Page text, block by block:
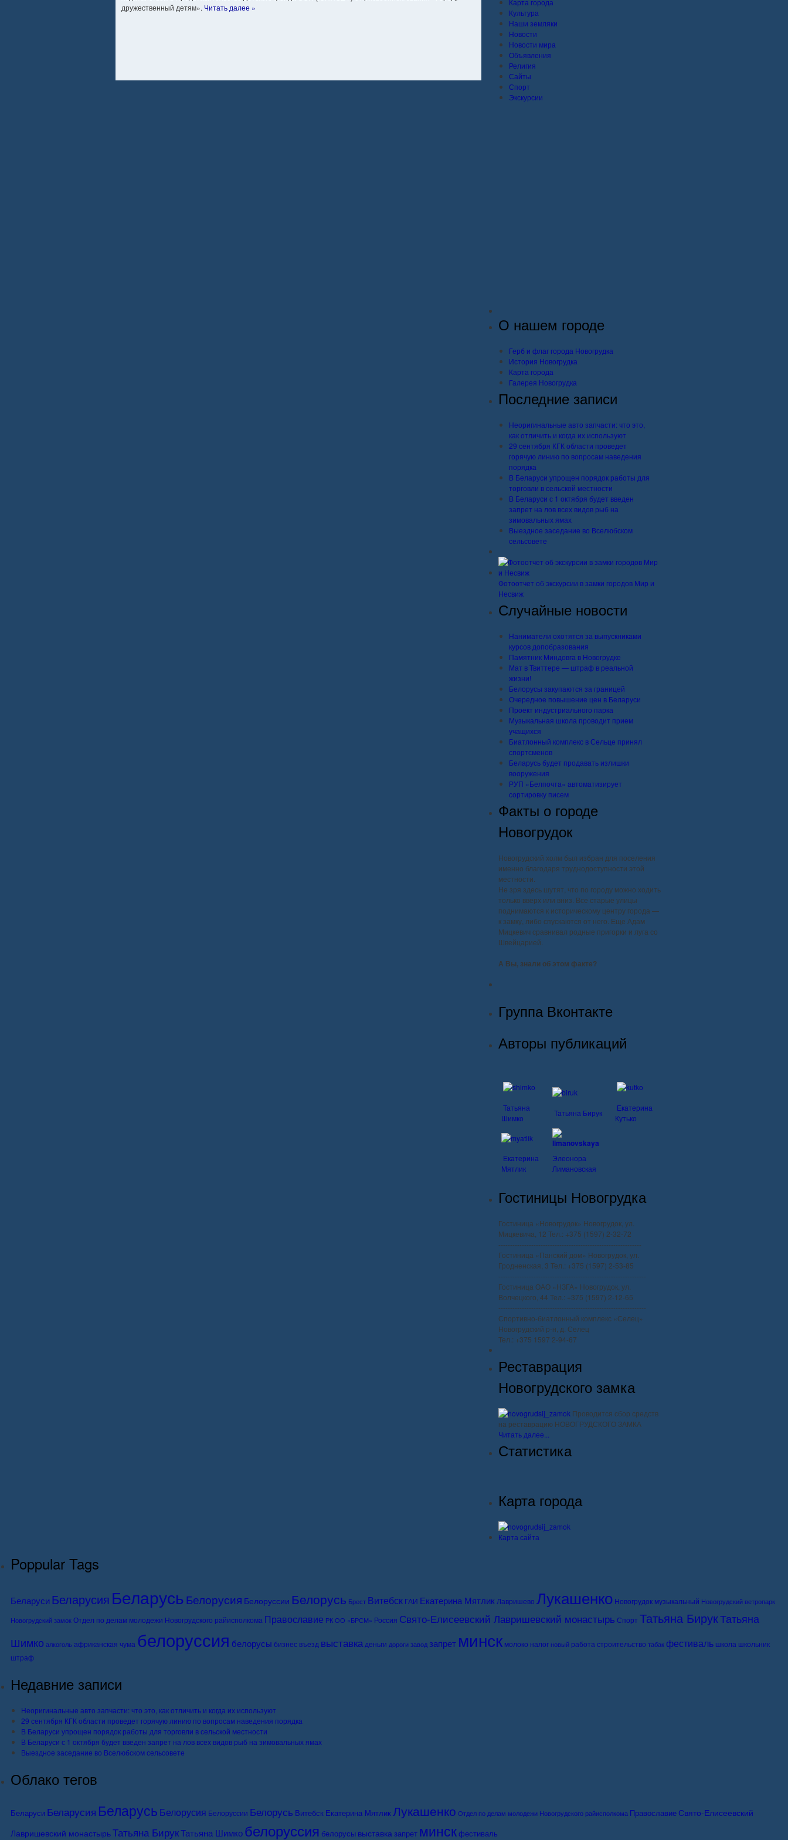
дружественный детям». Читать далее »
Карта города
Культура
Наши земляки
Новости
Новости мира
Объявления
Религия
Сайты
Спорт
Экскурсии
О нашем городе
Герб и флаг города Новогрудка
История Новогрудка
Карта города
Галерея Новогрудка
Последние записи
Неоригинальные авто запчасти: что это,
как отличить и когда их используют
29 сентября КГК области проведет
горячую линию по вопросам наведения
порядка
В Беларуси упрощен порядок работы для
торговли в сельской местности
В Беларуси с 1 октября будет введен
запрет на лов всех видов рыб на
зимовальных ямах
Выездное заседание во Вселюбском
сельсовете
Фотоотчет об экскурсии в замки городов Мир и
Несвиж
Случайные новости
Наниматели охотятся за выпускниками
курсов допобразования
Памятник Миндовга в Новогрудке
Мат в Твиттере — штраф в реальной
жизни!
Белорусы закупаются за границей
Очередное повышение цен в Беларуси
Проект индустриального парка
Музыкальная школа проводит прием
учащихся
Биатлонный комплекс в Сельце принял
спортсменов
Беларусь будет продавать излишки
вооружения
РУП «Белпочта» автоматизирует
сортировку писем
Факты о городе
Новогрудок
Новогрудский холм был избран для поселения
именно благодаря труднодоступности этой
местности.
Не зря здесь шутят, что по городу можно ходить
только вверх или вниз. Все старые улицы
поднимаются к историческому центру города —
к замку, либо спускаются от него. Еще Адам
Мицкевич сравнивал родные пригорки и луга со
Швейцарией.
А Вы, знали об этом факте?
Группа Вконтакте
Авторы публикаций
Татьяна
Шимко
Татьяна Бирук
Екатерина
Кутько
Екатерина
Мятлик
Элеонора
Лимановская
Гостиницы Новогрудка
Гостиница «Новогрудок» Новогрудок, ул.
Мицкевича, 12 Тел.: +375 (1597) 2-32-72
-------------------------------------------------------------
Гостиница «Панский дом» Новогрудок, ул.
Гродненская, 3 Тел.: +375 (1597) 2-53-85
---------------------------------------------------------------
Гостиница ОАО «НЗГА» Новогрудок, ул.
Волчецкого, 44 Тел.: +375 (1597) 2-12-65
---------------------------------------------------------------
Спортивно-биатлонный комплекс «Селец»
Новогрудский р-н, д. Селец
Тел.: +375 1597 2-94-67
Реставрация
Новогрудского замка
Проводится сбор средств
на реставрацию НОВОГРУДСКОГО ЗАМКА
Читать далее...
Статистика
Карта города
Карта сайта
Poppular Tags
БеларусиБеларусия БеларусьБелорусия Белоруссии Белорусь Брест Витебск ГАИ Екатерина Мятлик Лавришево Лукашенко Новогрудок музыкальный Новогрудский ветропарк
Новогрудский замок Отдел по делам молодежи Новогрудского райисполкома Православие РК ОО «БРСМ» Россия Свято-Елисеевский Лавришевский монастырь Спорт Татьяна БирукТатьяна
Шимко алкоголь африканская чума белоруссия белорусы бизнес въезд выставка деньги дороги завод запрет минск молоко налог новый работастроительство табак фестиваль школа школьник
штраф
Недавние записи
Неоригинальные авто запчасти: что это, как отличить и когда их используют
29 сентября КГК области проведет горячую линию по вопросам наведения порядка
В Беларуси упрощен порядок работы для торговли в сельской местности
В Беларуси с 1 октября будет введен запрет на лов всех видов рыб на зимовальных ямах
Выездное заседание во Вселюбском сельсовете
Облако тегов
Беларуси Беларусия Беларусь Белорусия Белоруссии Белорусь Витебск Екатерина МятликЛукашенко Отдел по делам молодежи Новогрудского райисполкома Православие Свято-Елисеевский
Лавришевский монастырьТатьяна БирукТатьяна Шимкобелоруссия белорусы выставка запрет минскфестиваль